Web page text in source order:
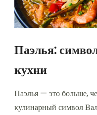
Паэлья:
кухни
Паэлья — это больше,
кулинарный символ